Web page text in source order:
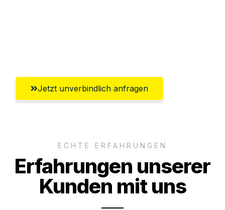
Jetzt unverbindlich anfragen
ECHTE ERFAHRUNGEN
Erfahrungen unserer
Kunden mit uns